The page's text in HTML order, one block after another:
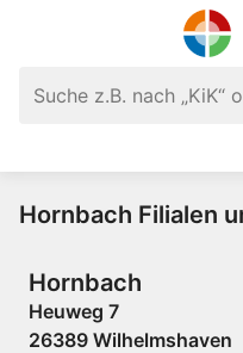
Hornbach Filialen
Hornbach
Heuweg 7
26389 Wilhelmshaven